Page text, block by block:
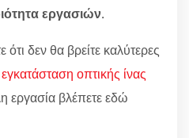
εργασιών.
δεν θα βρείτε καλύτερες
εγκατάσταση οπτικής ίνας
εργασία βλέπετε εδώ